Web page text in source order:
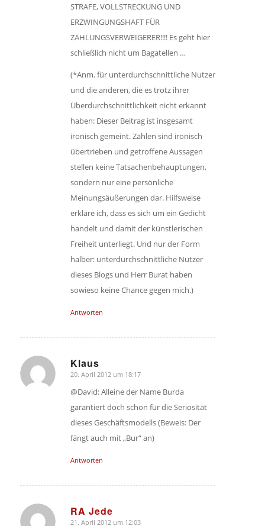
STRAFE, VOLLSTRECKUNG UND
ERZWINGUNGSHAFT FÜR
ZAHLUNGSVERWEIGERER!!!! Es geht hier
schließlich nicht um Bagatellen …
(*Anm. für unterdurchschnittliche Nutzer
und die anderen, die es trotz ihrer
Überdurchschnittlichkeit nicht erkannt
haben: Dieser Beitrag ist insgesamt
ironisch gemeint. Zahlen sind ironisch
übertrieben und getroffene Aussagen
stellen keine Tatsachenbehauptungen,
sondern nur eine persönliche
Meinungsäußerungen dar. Hilfsweise
erkläre ich, dass es sich um ein Gedicht
handelt und damit der künstlerischen
Freiheit unterliegt. Und nur der Form
halber: unterdurchschnittliche Nutzer
dieses Blogs und Herr Burat haben
sowieso keine Chance gegen mich.)
Antworten
Klaus
sagte:
20. April 2012 um 18:17
@David: Alleine der Name Burda
garantiert doch schon für die Seriosität
dieses Geschäftsmodells (Beweis: Der
fängt auch mit „Bur“ an)
Antworten
RA Jede
21. April 2012 um 12:03